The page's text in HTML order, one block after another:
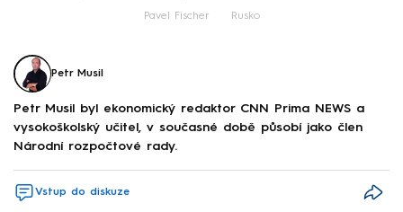
Pavel Fischer Rusko
Petr Musil
Petr Musil byl ekonomický redaktor CNN Prima NEWS a
vysokoškolský učitel, v současné době působí jako člen
Národní rozpočtové rady.
Vstup do diskuze